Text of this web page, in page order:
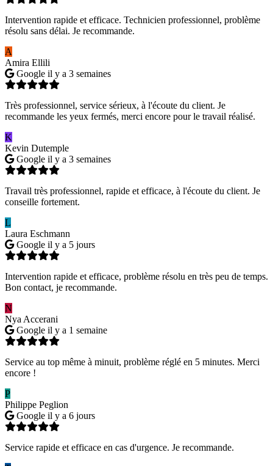
Intervention rapide et efficace. Technicien professionnel, problème
résolu sans délai. Je recommande.
A
Amira Ellili
Google il y a 3 semaines
Très professionnel, service sérieux, à l'écoute du client. Je
recommande les yeux fermés, merci encore pour le travail réalisé.
K
Kevin Dutemple
Google il y a 3 semaines
Travail très professionnel, rapide et efficace, à l'écoute du client. Je
conseille fortement.
L
Laura Eschmann
Google il y a 5 jours
Intervention rapide et efficace, problème résolu en très peu de temps.
Bon contact, je recommande.
N
Nya Accerani
Google il y a 1 semaine
Service au top même à minuit, problème réglé en 5 minutes. Merci
encore !
P
Philippe Peglion
Google il y a 6 jours
Service rapide et efficace en cas d'urgence. Je recommande.